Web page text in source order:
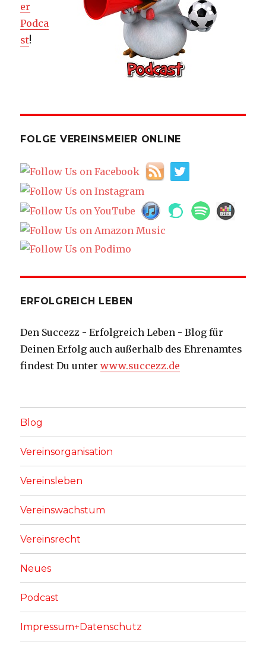
er
Podca
st!
FOLGE VEREINSMEIER ONLINE
ERFOLGREICH LEBEN
Den Succezz - Erfolgreich Leben - Blog für
Deinen Erfolg auch außerhalb des Ehrenamtes
findest Du unterwww.succezz.de
Blog
Vereinsorganisation
Vereinsleben
Vereinswachstum
Vereinsrecht
Neues
Podcast
Impressum+Datenschutz